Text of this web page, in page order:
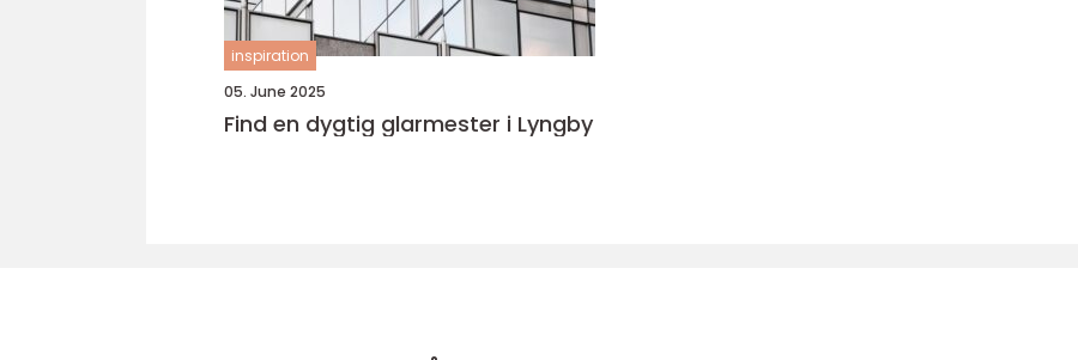
inspiration
05. June 2025
Find en dygtig glarmester i Lyngby